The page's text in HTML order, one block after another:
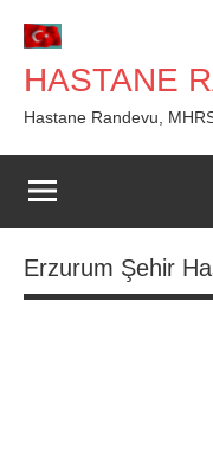
geç
HASTANE
Hastane Randevu,
Erzurum Şehir